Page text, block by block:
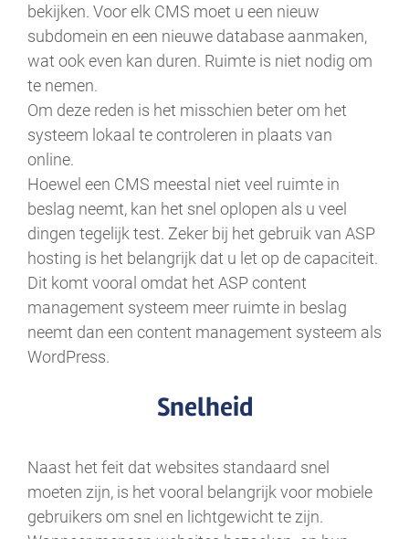
bekijken. Voor elk CMS moet u een nieuw
subdomein en een nieuwe database aanmaken,
wat ook even kan duren. Ruimte is niet nodig om
te nemen.
Om deze reden is het misschien beter om het
systeem lokaal te controleren in plaats van
online.
Hoewel een CMS meestal niet veel ruimte in
beslag neemt, kan het snel oplopen als u veel
dingen tegelijk test. Zeker bij het gebruik van ASP
hosting is het belangrijk dat u let op de capaciteit.
Dit komt vooral omdat het ASP content
management systeem meer ruimte in beslag
neemt dan een content management systeem als
WordPress.
Snelheid
Naast het feit dat websites standaard snel
moeten zijn, is het vooral belangrijk voor mobiele
gebruikers om snel en lichtgewicht te zijn.